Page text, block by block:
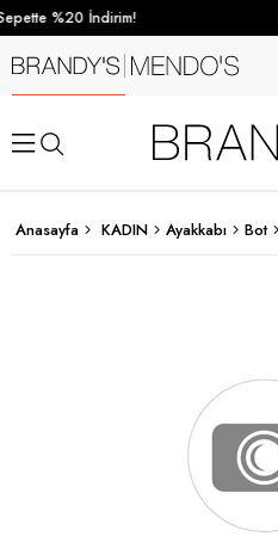
%20 İndirim!
Anasayfa KADIN Ayakkabı Bot